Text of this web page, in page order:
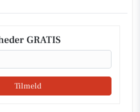
GRATIS
Tilmeld